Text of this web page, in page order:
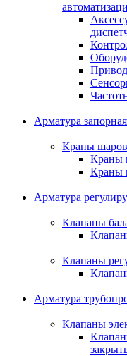
Арматура запорная
Краны
Краны
Краны
Арматура
Клапаны
Клапаны
Арматура
Клапаны